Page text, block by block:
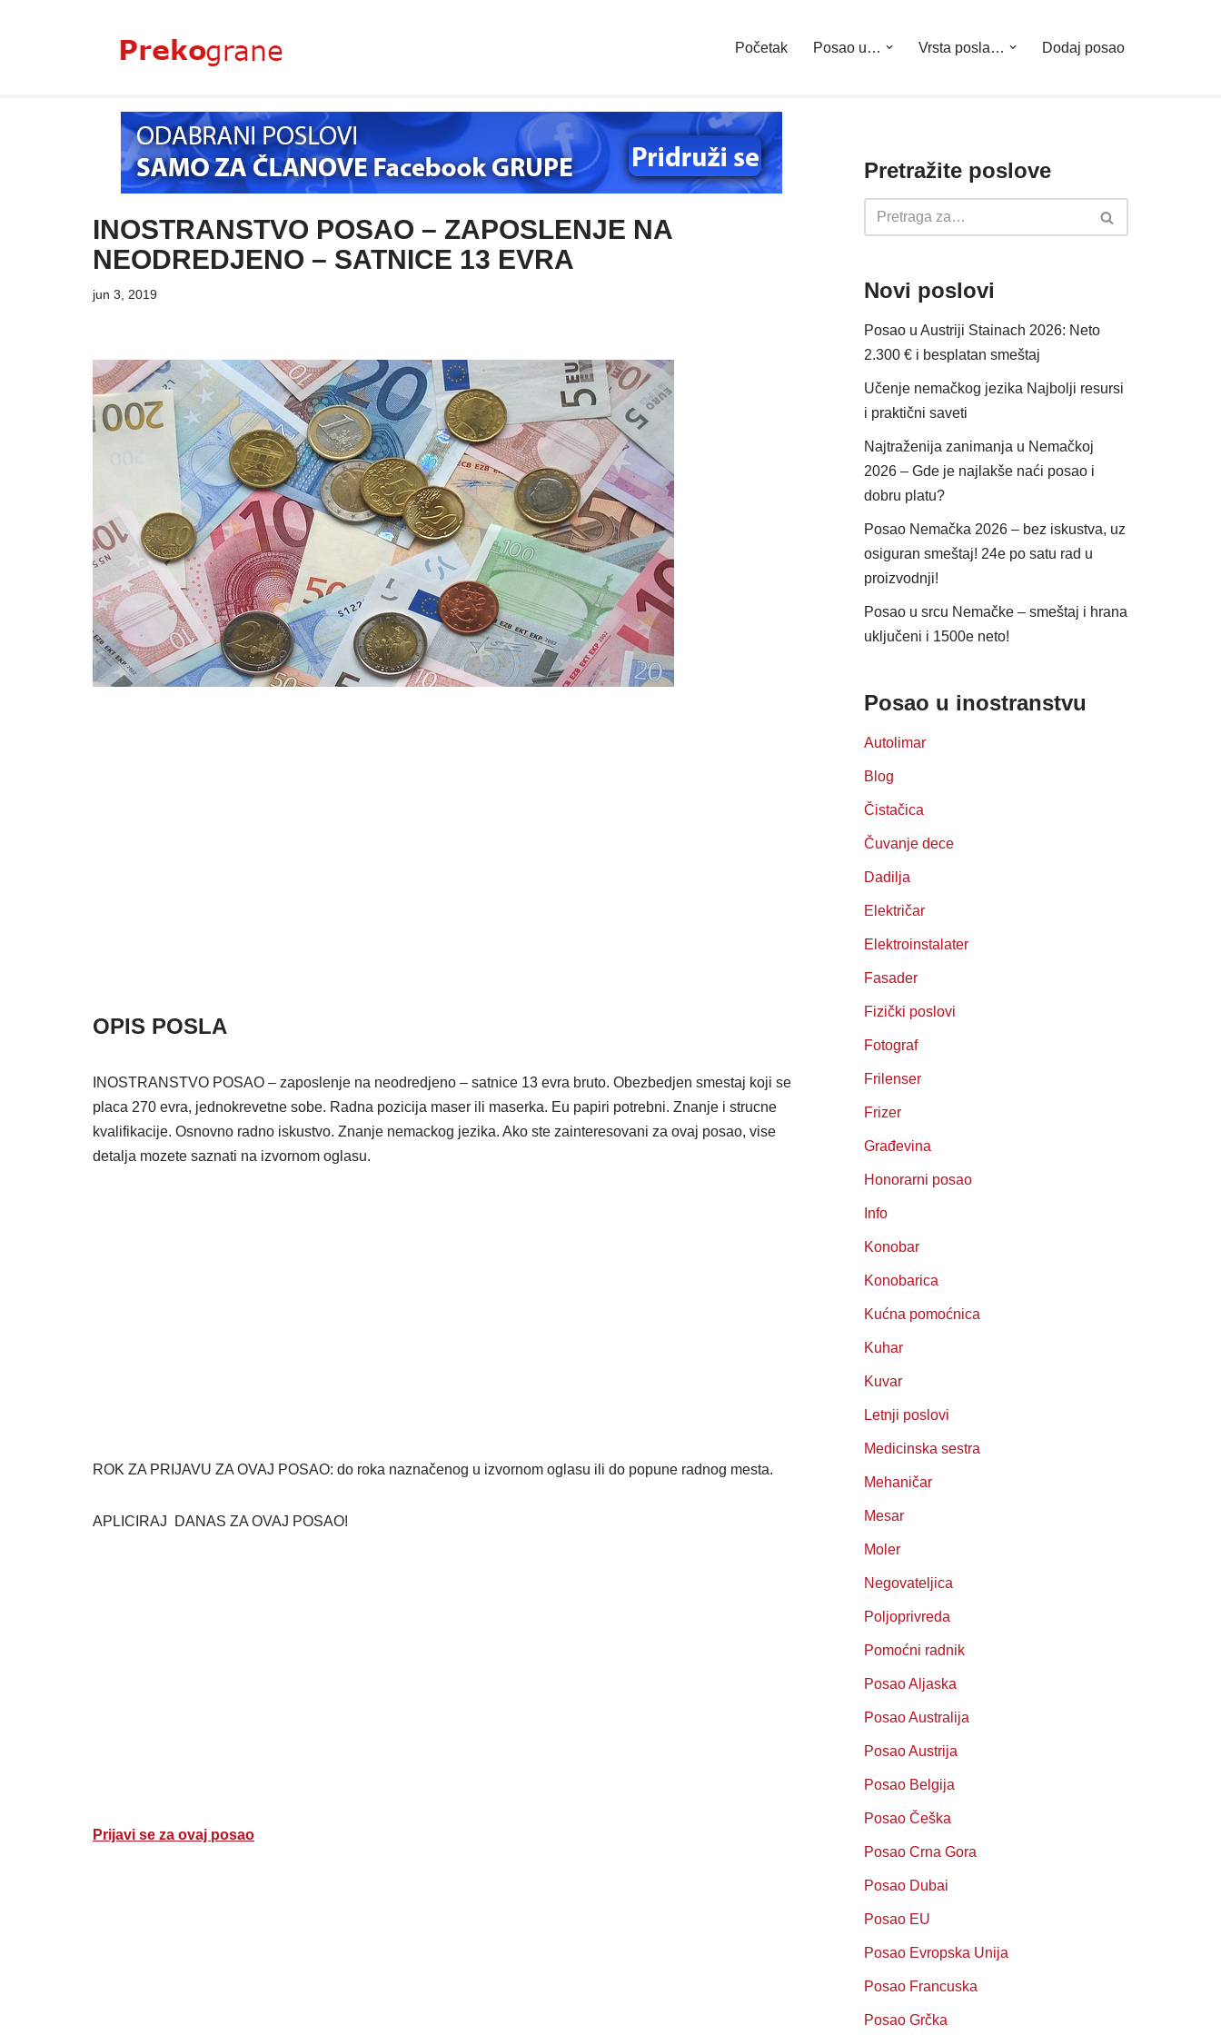
Početak Posao u… Vrsta posla… Dodaj posao
INOSTRANSTVO POSAO – ZAPOSLENJE NA
NEODREDJENO – SATNICE 13 EVRA
jun 3, 2019
OPIS POSLA
INOSTRANSTVO POSAO – zaposlenje na neodredjeno – satnice 13 evra bruto. Obezbedjen smestaj koji se
placa 270 evra, jednokrevetne sobe. Radna pozicija maser ili maserka. Eu papiri potrebni. Znanje i strucne
kvalifikacije. Osnovno radno iskustvo. Znanje nemackog jezika. Ako ste zainteresovani za ovaj posao, vise
detalja mozete saznati na izvornom oglasu.
ROK ZA PRIJAVU ZA OVAJ POSAO: do roka naznačenog u izvornom oglasu ili do popune radnog mesta.
APLICIRAJ DANAS ZA OVAJ POSAO!
Prijavi se za ovaj posao
Pretražite poslove
Novi poslovi
Posao u Austriji Stainach 2026: Neto
2.300 € i besplatan smeštaj
Učenje nemačkog jezika Najbolji resursi
i praktični saveti
Najtraženija zanimanja u Nemačkoj
2026 – Gde je najlakše naći posao i
dobru platu?
Posao Nemačka 2026 – bez iskustva, uz
osiguran smeštaj! 24e po satu rad u
proizvodnji!
Posao u srcu Nemačke – smeštaj i hrana
uključeni i 1500e neto!
Posao u inostranstvu
Autolimar
Blog
Čistačica
Čuvanje dece
Dadilja
Električar
Elektroinstalater
Fasader
Fizički poslovi
Fotograf
Frilenser
Frizer
Građevina
Honorarni posao
Info
Konobar
Konobarica
Kućna pomoćnica
Kuhar
Kuvar
Letnji poslovi
Medicinska sestra
Mehaničar
Mesar
Moler
Negovateljica
Poljoprivreda
Pomoćni radnik
Posao Aljaska
Posao Australija
Posao Austrija
Posao Belgija
Posao Češka
Posao Crna Gora
Posao Dubai
Posao EU
Posao Evropska Unija
Posao Francuska
Posao Grčka